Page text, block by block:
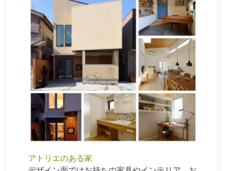
アトリエのある家